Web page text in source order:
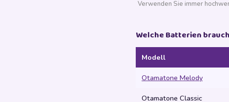
Verwenden Sie immer
Welche Batterien
Modell
Otamatone Melody
Otamatone Classic